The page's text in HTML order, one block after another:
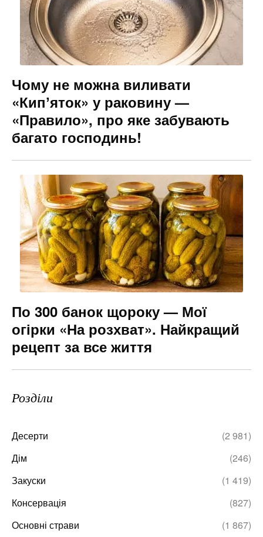
Чому не можна виливати
«Кипʼяток» у раковину —
«Правило», про яке забувають
багато господинь!
По 300 банок щороку — Мої
огірки «На розхват». Найкращий
рецепт за все життя
Розділи
Десерти
(2 981)
Дім
(246)
Закуски
(1 419)
Консервація
(827)
Основні страви
(1 867)